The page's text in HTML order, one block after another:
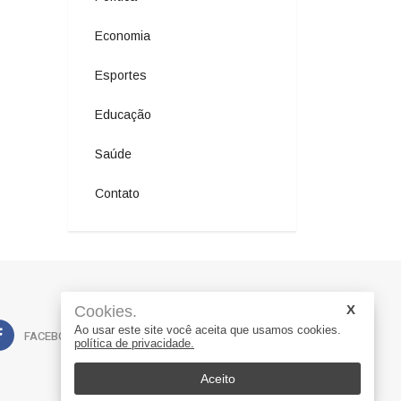
Economia
Esportes
Educação
Saúde
Contato
FACEBOOK WHATSAPP
Cookies.
Ao usar este site você aceita que usamos cookies.
política de privacidade.
Aceito